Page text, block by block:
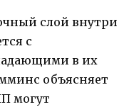
слой внутри
с
в их
объясняет
могут